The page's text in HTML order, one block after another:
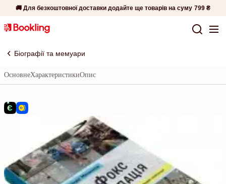
🚚 Для безкоштовної доставки додайте ще товарів на суму 799 ₴
Біографії та мемуари
ОсновнеХарактеристикиОпис